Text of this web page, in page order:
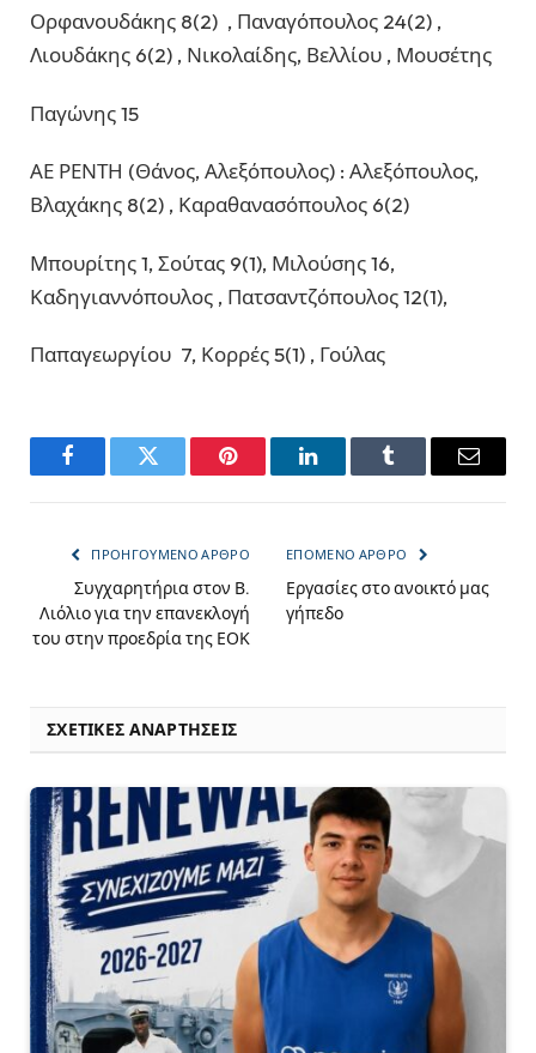
Ορφανουδάκης 8(2) , Παναγόπουλος 24(2) ,
Λιουδάκης 6(2) , Νικολαίδης, Βελλίου , Μουσέτης
Παγώνης 15
ΑΕ ΡΕΝΤΗ (Θάνος, Αλεξόπουλος) : Αλεξόπουλος,
Βλαχάκης 8(2) , Καραθανασόπουλος 6(2)
Μπουρίτης 1, Σούτας 9(1), Μιλούσης 16,
Καδηγιαννόπουλος , Πατσαντζόπουλος 12(1),
Παπαγεωργίου 7, Κορρές 5(1) , Γούλας
FacebookTwitter Pinterest LinkedInTumblr Email
ΠΡΟΗΓΟΎΜΕΝΟ ΆΡΘΡΟ
Συγχαρητήρια στον Β.
Λιόλιο για την επανεκλογή
του στην προεδρία της ΕΟΚ
ΕΠΌΜΕΝΟ ΆΡΘΡΟ
Εργασίες στο ανοικτό μας
γήπεδο
ΣΧΕΤΙΚΈΣ ΑΝΑΡΤΉΣΕΙΣ